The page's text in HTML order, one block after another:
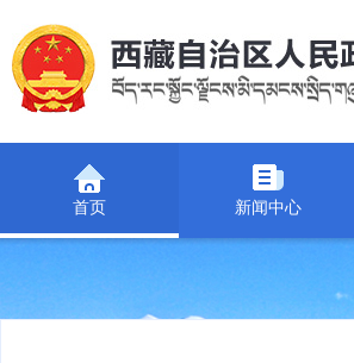
首页 新闻中心